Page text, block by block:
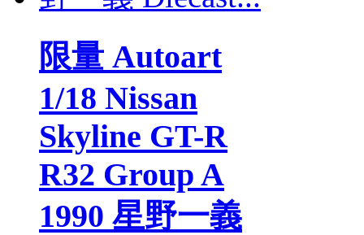
限量 Autoart
1/18 Nissan
Skyline GT-R
R32 Group A
1990 星野一義